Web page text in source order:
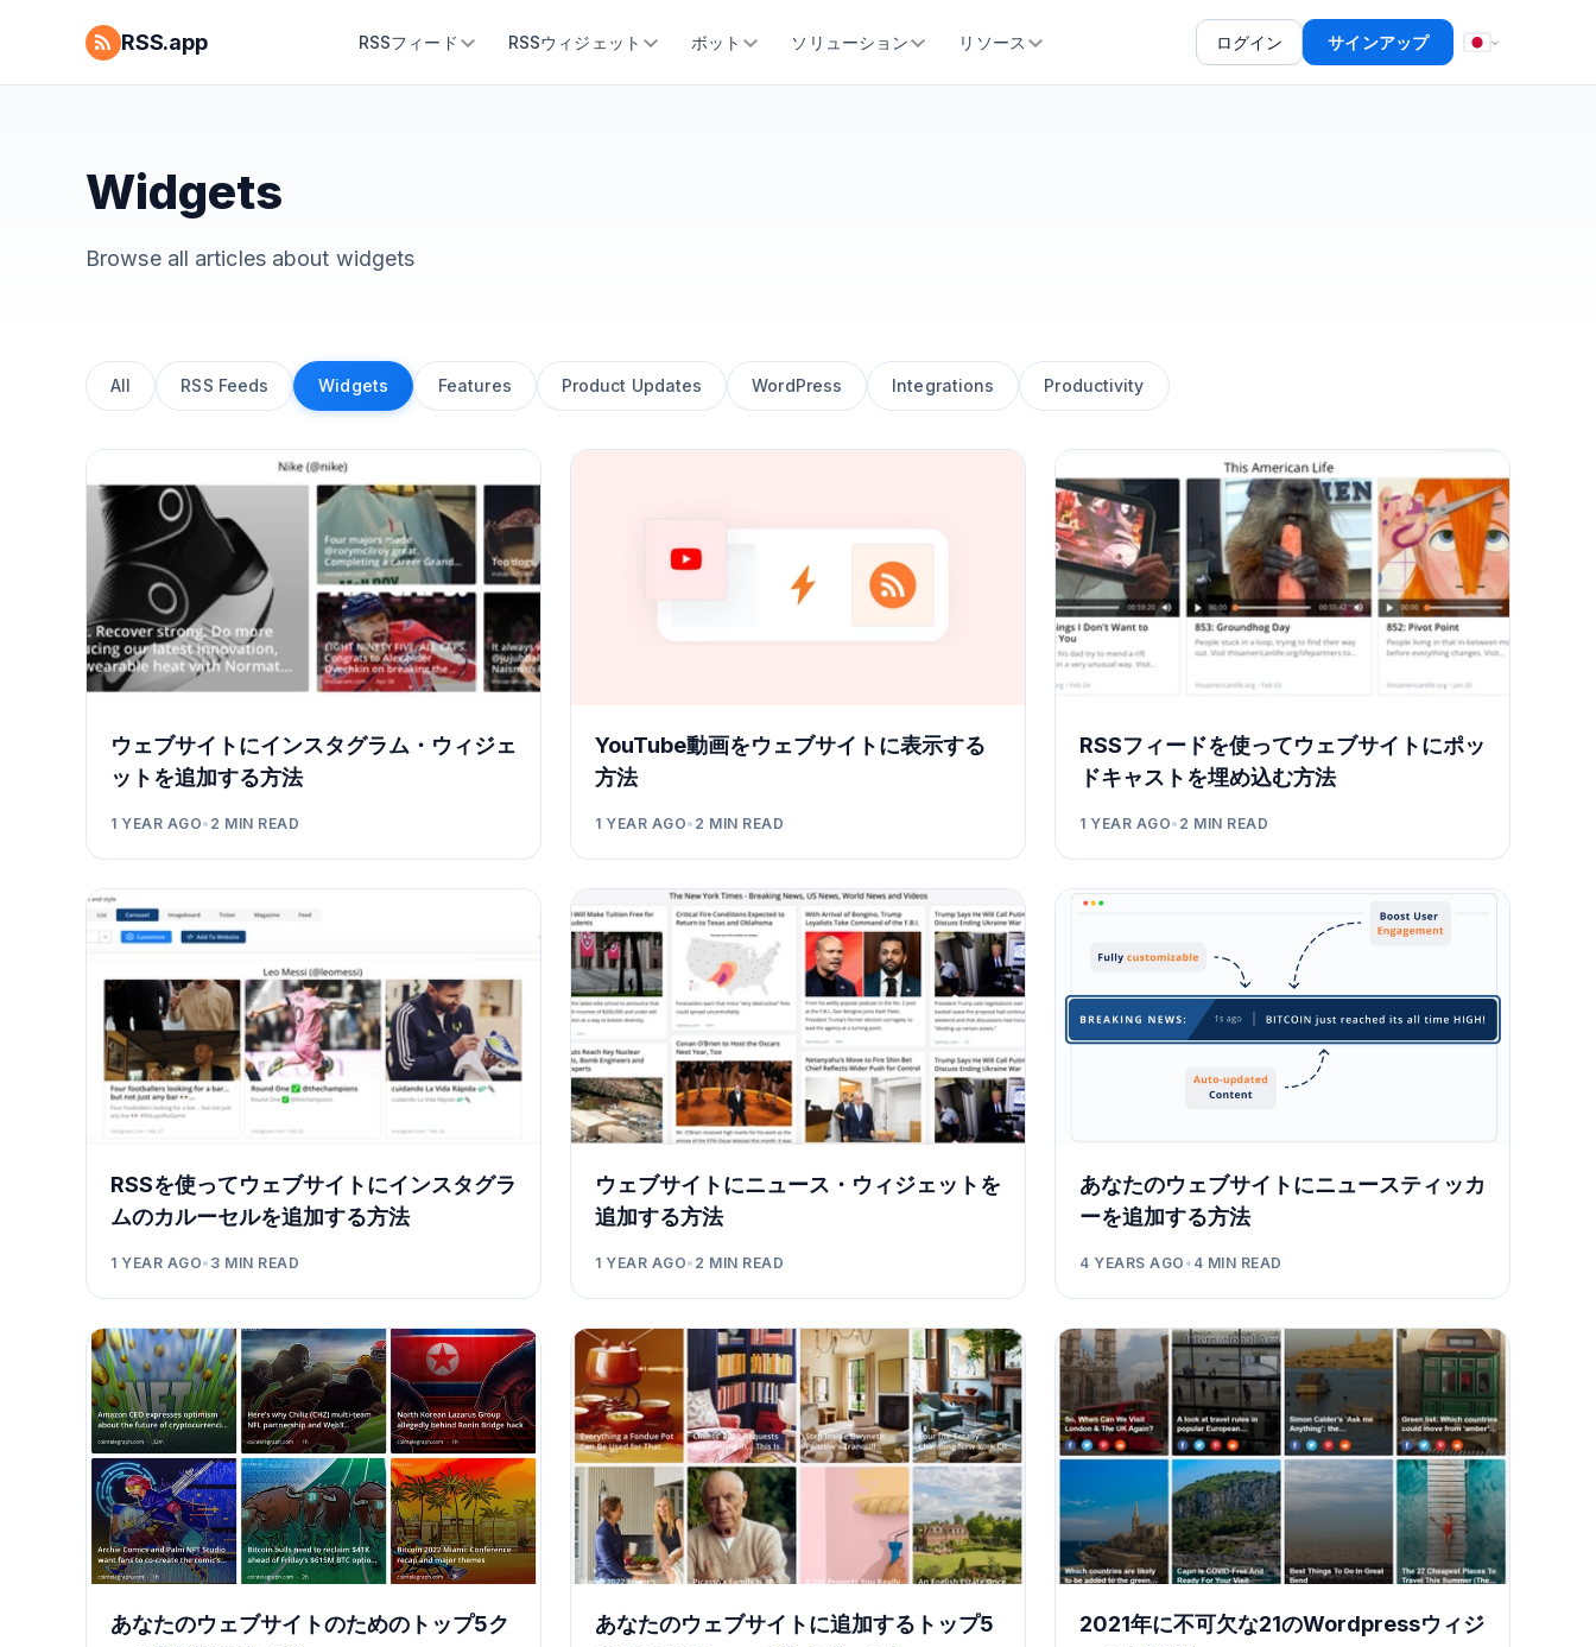
RSS.app RSSフィード RSSウィジェット ボット ソリューション リソース ログイン サインアップ
Widgets
Browse all articles about widgets
All RSS Feeds Widgets Features Product Updates WordPress Integrations Productivity
ウェブサイトにインスタグラム・ウィジェ
ットを追加する方法
1 YEAR AGO• 2 MIN READ
YouTube動画をウェブサイトに表示する
方法
1 YEAR AGO• 2 MIN READ
RSSフィードを使ってウェブサイトにポッ
ドキャストを埋め込む方法
1 YEAR AGO• 2 MIN READ
RSSを使ってウェブサイトにインスタグラ
ムのカルーセルを追加する方法
1 YEAR AGO• 3 MIN READ
ウェブサイトにニュース・ウィジェットを
追加する方法
1 YEAR AGO• 2 MIN READ
あなたのウェブサイトにニュースティッカ
ーを追加する方法
4 YEARS AGO • 4 MIN READ
あなたのウェブサイトのためのトップ5ク
あなたのウェブサイトに追加するトップ5
2021年に不可欠な21のWordpressウィジ